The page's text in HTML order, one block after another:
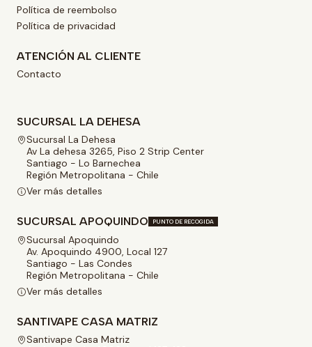
Política de reembolso
Política de privacidad
ATENCIÓN AL CLIENTE
Contacto
SUCURSAL LA DEHESA
Sucursal La Dehesa
Av La dehesa 3265, Piso 2 Strip Center
Santiago - Lo Barnechea
Región Metropolitana - Chile
Ver más detalles
SUCURSAL APOQUINDO PUNTO DE RECOGIDA
Sucursal Apoquindo
Av. Apoquindo 4900, Local 127
Santiago - Las Condes
Región Metropolitana - Chile
Ver más detalles
SANTIVAPE CASA MATRIZ
Santivape Casa Matriz